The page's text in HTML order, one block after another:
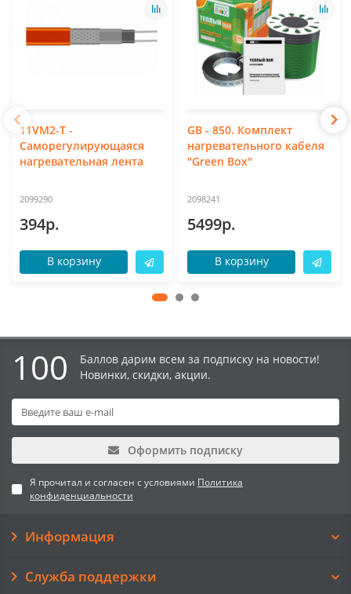
11VM2-T -
Саморегулирующаяся
нагревательная лента
2099290
394р.
В корзину
GB - 850. Комплект
нагревательного кабеля
"Green Box"
2098241
5499р.
В корзину
100
Баллов дарим всем за подписку на новости!
Новинки, скидки, акции.
Оформить подписку
Я прочитал и согласен с условиями Политика
конфиденциальности
Информация
Служба поддержки